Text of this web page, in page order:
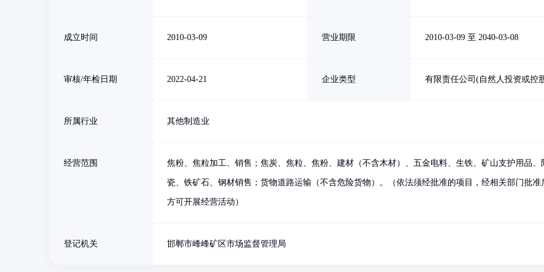
成立时间 2010-03-09 营业期限 2010-03-09 至 2040-03-08
审核/年检日期 2022-04-21 企业类型 有限责任公司(自然人投资或控
所属行业 其他制造业
经营范围 焦粉、焦粒加工、销售；焦炭、焦粒、焦粉、建材（不含木材）、五金电料、生铁、矿山支护用品、
瓷、铁矿石、钢材销售；货物道路运输（不含危险货物）。（依法须经批准的项目，经相关部门批准
方可开展经营活动）
登记机关 邯郸市峰峰矿区市场监督管理局